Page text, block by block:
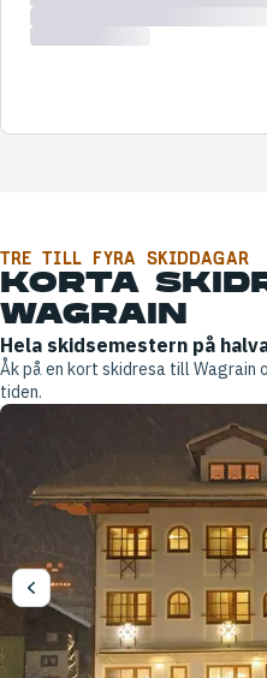
TRE TILL FYRA SKIDDAGAR
KORTA
WAGRAIN
Hela skidsemestern på
Åk på en kort skidresa till Wagrain
tiden.